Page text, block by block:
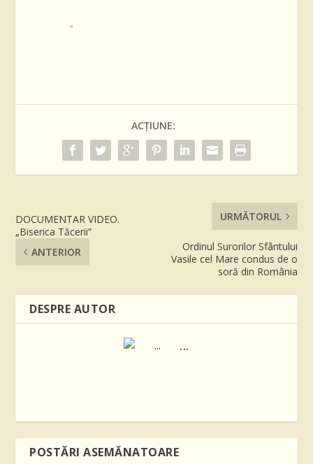
ACȚIUNE:
DOCUMENTAR VIDEO.
„Biserica Tăcerii”
ANTERIOR
URMĂTORUL
Ordinul Surorilor Sfântului
Vasile cel Mare condus de o
soră din România
DESPRE AUTOR
...
POSTĂRI ASEMĂNATOARE